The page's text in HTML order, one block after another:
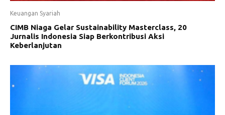
Keuangan Syariah
CIMB Niaga Gelar Sustainability Masterclass, 20
Jurnalis Indonesia Siap Berkontribusi Aksi
Keberlanjutan